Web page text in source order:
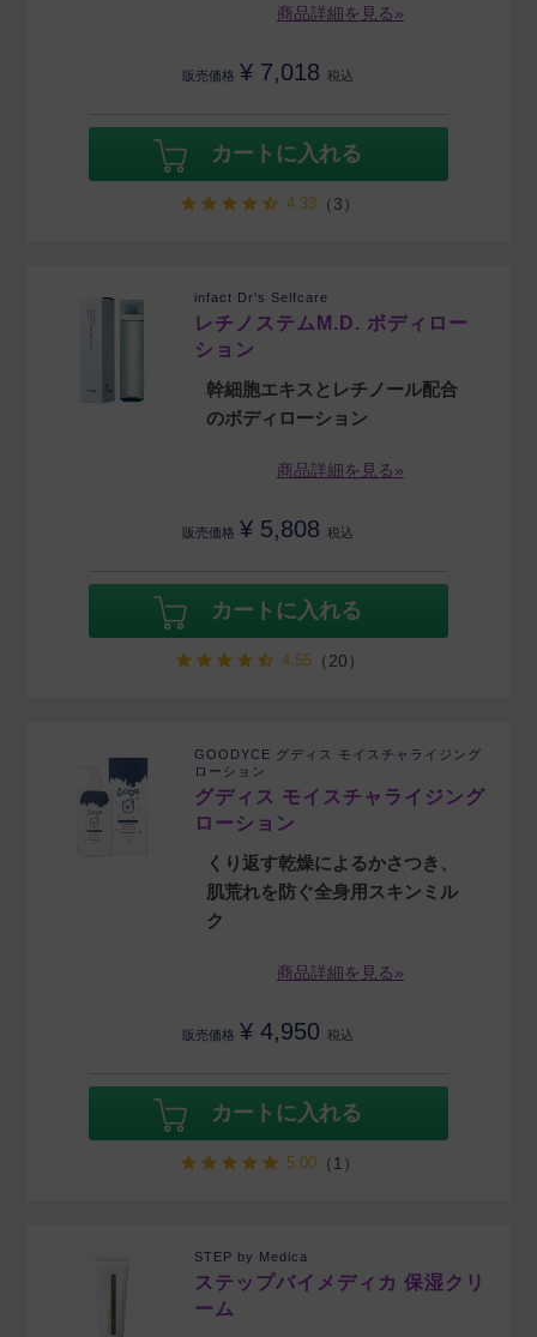
商品詳細を見る»
販売価格 ¥ 7,018 税込
カートに入れる
4.33（3）
infact Dr's Selfcare
レチノステムM.D. ボディロー
ション
幹細胞エキスとレチノール配合
のボディローション
商品詳細を見る»
販売価格 ¥ 5,808 税込
カートに入れる
4.55（20）
GOODYCE グディス モイスチャライジング
ローション
グディス モイスチャライジング
ローション
くり返す乾燥によるかさつき、
肌荒れを防ぐ全身用スキンミル
ク
商品詳細を見る»
販売価格 ¥ 4,950 税込
カートに入れる
5.00（1）
STEP by Medica
ステップバイメディカ 保湿クリ
ーム